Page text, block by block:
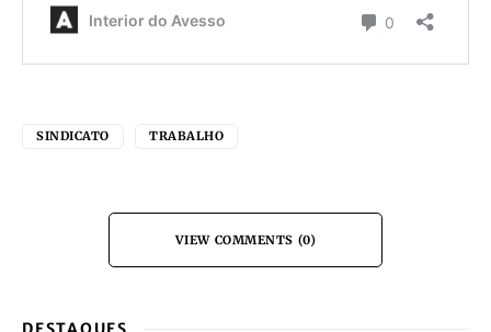
SINDICATO TRABALHO
VIEW COMMENTS (0)